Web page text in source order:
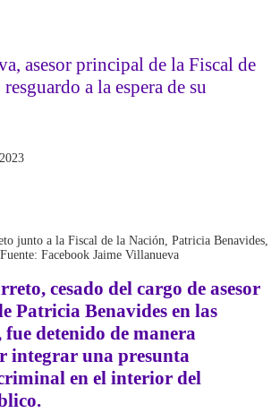
asesor principal de la Fiscal de
a la espera de su
junto a la Fiscal de la Nación, Patricia Benavides,
Facebook Jaime Villanueva
, cesado del cargo de asesor
Patricia Benavides en las
detenido de manera
integrar una presunta
en el interior del